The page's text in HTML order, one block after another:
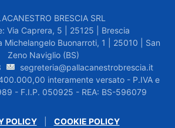
BRESCIA SRL
Via Caprera, 5 | 25125 | Brescia
Michelangelo Buonarroti, 1 | 25010 | San
Zeno Naviglio (BS)
segreteria@pallacanestrobrescia.it
interamente versato - P.IVA e
- F.I.P. 050925 - REA: BS-596079
POLICY| COOKIE POLICY